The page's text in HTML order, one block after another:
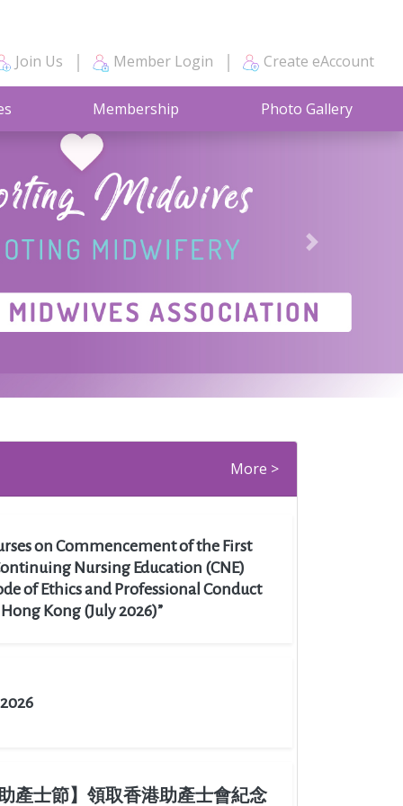
Join Us Member Login Create eAccount
Membership Photo Gallery
Next
More >
on Commencement of the First
Nursing Education (CNE)
of Ethics and Professional Conduct
Kong (July 2026)”
助產士節】領取香港助產士會紀念